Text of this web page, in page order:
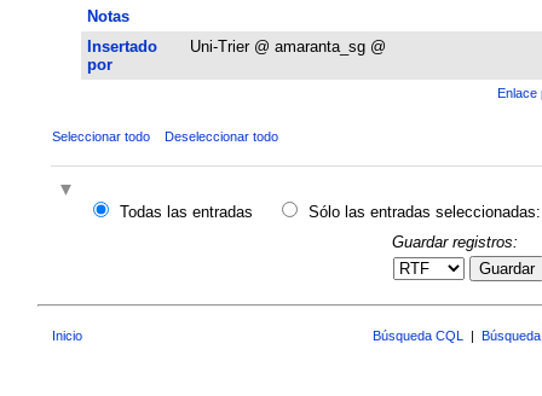
Notas
Insertado
por
Uni-Trier @ amaranta_sg @
Enlace
Seleccionar todo Deseleccionar todo
Todas las entradas
Sólo las entradas seleccionadas:
Guardar registros:
Guardar
Inicio Búsqueda CQL